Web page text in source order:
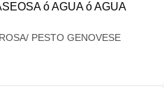
ó AGUA ó AGUA
PESTO GENOVESE